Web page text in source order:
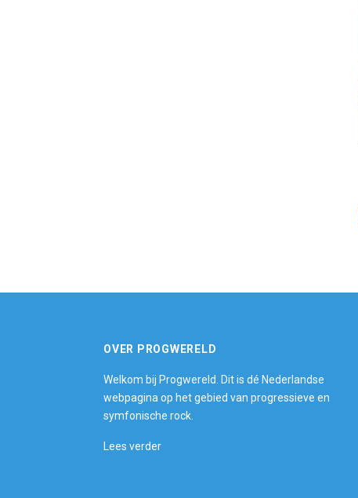
OVER PROGWERELD
Welkom bij Progwereld. Dit is dé Nederlandse
webpagina op het gebied van progressieve en
symfonische rock.
Lees verder